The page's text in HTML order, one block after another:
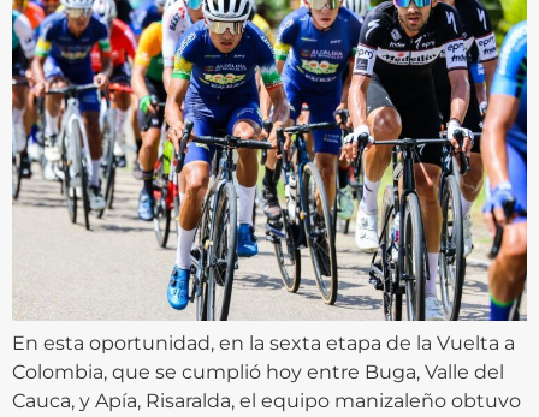
En esta oportunidad, en la sexta etapa de la Vuelta a
Colombia, que se cumplió hoy entre Buga, Valle del
Cauca, y Apía, Risaralda, el equipo manizaleño obtuvo